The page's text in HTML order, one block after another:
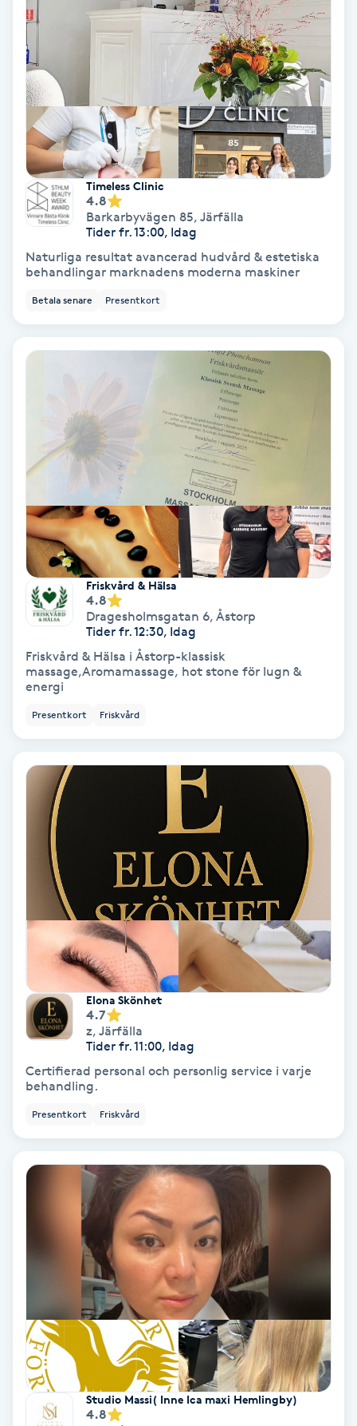
Svettbehandling
Tuina-massage
Taktil massage
Tandblekning
Tandläkare
Tatuering
Terapi
Torrborstning
Triggerpunktsmassage
Trådning
Träning
Tvätt & Fön
Vaccination
Vampyrbehandling
Vaxning
Vaxning brasiliansk
Veterinär
Vibrationsmassage
Vinyasa Yoga
Volymfransar
Vårtor
Yogamassage
Zonterapi
Timeless Clinic
4.8
Barkarbyvägen 85, Järfälla
Tider fr. 13:00, Idag
Naturliga resultat avancerad hudvård & estetiska
behandlingar marknadens moderna maskiner
Betala senare Presentkort
Friskvård & Hälsa
4.8
Dragesholmsgatan 6, Åstorp
Tider fr. 12:30, Idag
Friskvård & Hälsa i Åstorp-klassisk
massage,Aromamassage, hot stone för lugn &
energi
Presentkort Friskvård
Elona Skönhet
4.7
z, Järfälla
Tider fr. 11:00, Idag
Certifierad personal och personlig service i varje
behandling.
Presentkort Friskvård
Studio Massi( Inne Ica maxi Hemlingby)
4.8